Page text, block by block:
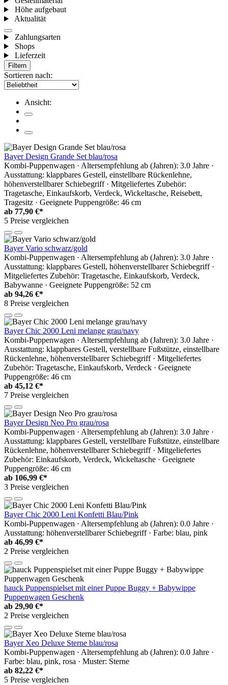
Höhe aufgebaut
Aktualität
Zahlungsarten
Shops
Lieferzeit
Filtern
Sortieren nach:
Ansicht:
Bayer Design Grande Set blau/rosa
Kombi-Puppenwagen · Altersempfehlung ab (Jahren): 3.0 Jahre ·
Ausstattung: klappbares Gestell, einstellbare Rückenlehne,
höhenverstellbarer Schiebegriff · Mitgeliefertes Zubehör:
Tragetasche, Einkaufskorb, Verdeck, Wickeltasche, Reisebett,
Tragesitz · Geeignete Puppengröße: 46 cm
ab 77,90 €*
5 Preise vergleichen
Bayer Vario schwarz/gold
Kombi-Puppenwagen · Altersempfehlung ab (Jahren): 3.0 Jahre ·
Ausstattung: klappbares Gestell, höhenverstellbarer Schiebegriff ·
Mitgeliefertes Zubehör: Tragetasche, Einkaufskorb, Verdeck,
Babywanne · Geeignete Puppengröße: 52 cm
ab 94,26 €*
8 Preise vergleichen
Bayer Chic 2000 Leni melange grau/navy
Kombi-Puppenwagen · Altersempfehlung ab (Jahren): 3.0 Jahre ·
Ausstattung: klappbares Gestell, verstellbare Fußstütze, einstellbare
Rückenlehne, höhenverstellbarer Schiebegriff · Mitgeliefertes
Zubehör: Tragetasche, Einkaufskorb, Verdeck · Geeignete
Puppengröße: 46 cm
ab 45,12 €*
7 Preise vergleichen
Bayer Design Neo Pro grau/rosa
Kombi-Puppenwagen · Altersempfehlung ab (Jahren): 3.0 Jahre ·
Ausstattung: klappbares Gestell, verstellbare Fußstütze, einstellbare
Rückenlehne, höhenverstellbarer Schiebegriff · Mitgeliefertes
Zubehör: Einkaufskorb, Verdeck, Wickeltasche · Geeignete
Puppengröße: 46 cm
ab 106,99 €*
3 Preise vergleichen
Bayer Chic 2000 Leni Konfetti Blau/Pink
Kombi-Puppenwagen · Altersempfehlung ab (Jahren): 0.0 Jahre ·
Ausstattung: höhenverstellbarer Schiebegriff · Farbe: blau, pink
ab 46,99 €*
2 Preise vergleichen
hauck Puppenspielset mit einer Puppe Buggy + Babywippe
Puppenwagen Geschenk
ab 29,90 €*
2 Preise vergleichen
Bayer Xeo Deluxe Sterne blau/rosa
Kombi-Puppenwagen · Altersempfehlung ab (Jahren): 0.0 Jahre ·
Farbe: blau, pink, rosa · Muster: Sterne
ab 82,22 €*
5 Preise vergleichen